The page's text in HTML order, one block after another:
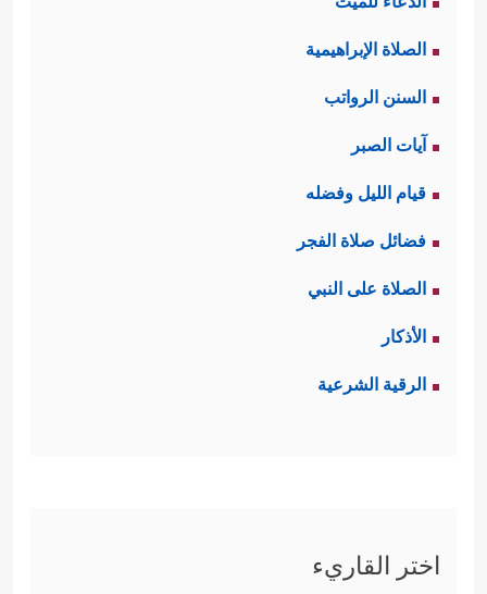
الصلاة الإبراهيمية
السنن الرواتب
آيات الصبر
قيام الليل وفضله
فضائل صلاة الفجر
الصلاة على النبي
الأذكار
الرقية الشرعية
اختر القاريء